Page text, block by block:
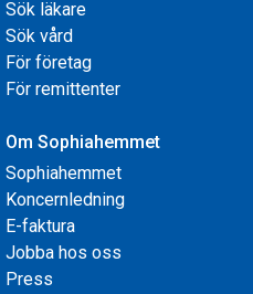
Sök läkare
Sök vård
För företag
För remittenter
Om Sophiahemmet
Sophiahemmet
Koncernledning
E-faktura
Jobba hos oss
Press